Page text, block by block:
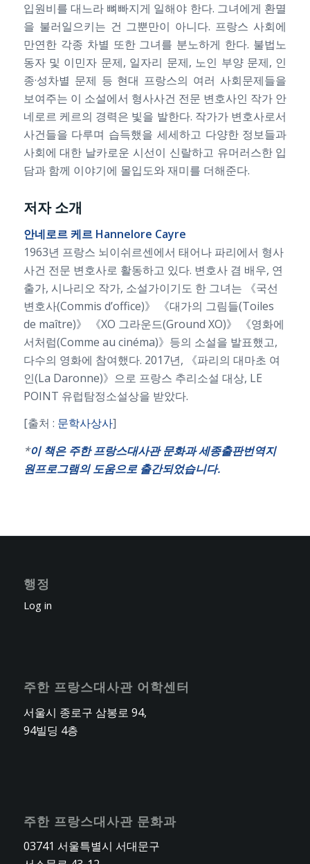
입원비를 대느라 뼈빠지게 일해야 한다. 그녀에게 환멸
을 불러일으키는 건 그뿐만이 아니다. 프랑스 사회에
만연한 각종 차별 또한 그녀를 분노하게 한다. 불법노
동자 및 이민자 문제, 일자리 문제, 노인 부양 문제, 인
종·성차별 문제 등 현대 프랑스의 여러 사회문제들을
보여주는 이 소설에서 형사사건 전문 변호사인 작가 안
네로르 케르의 경력은 빛을 발한다. 작가가 변호사로서
사건들을 다루며 습득했을 세세하고 다양한 정보들과
사회에 대한 날카로운 시선이 신랄하고 유머러스한 입
담과 함께 이야기에 몰입도와 재미를 더해준다.
저자 소개
안네로르 케르 Hannelore Cayre
1963년 프랑스 뇌이쉬르센에서 태어나 파리에서 형사
사건 전문 변호사로 활동하고 있다. 변호사 겸 배우, 연
출가, 시나리오 작가, 소설가이기도 한 그녀는 《국선
변호사(Commis d’office)》 《대가의 그림들(Toiles
de maître)》 《XO 그라운드(Ground XO)》 《영화에
서처럼(Comme au cinéma)》등의 소설을 발표했고,
다수의 영화에 참여했다. 2017년, 《파리의 대마초 여
인(La Daronne)》으로 프랑스 추리소설 대상, LE
POINT 유럽탐정소설상을 받았다.
[출처 : 문학사상사]
*이 책은 주한 프랑스대사관 문화과 세종출판번역지
원프로그램의 도움으로 출간되었습니다.
행정
Log in
주한 프랑스대사관 어학센터
서울시 종로구 삼봉로 94,
94빌딩 4층
주한 프랑스대사관 문화과
03741 서울특별시 서대문구